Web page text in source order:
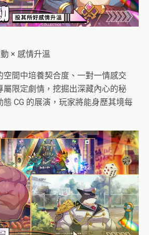
× 感情升溫
空間中培養契合度、一對一情感交
屬限定劇情，挖掘出深藏內心的秘
CG 的展演，玩家將能身歷其境每